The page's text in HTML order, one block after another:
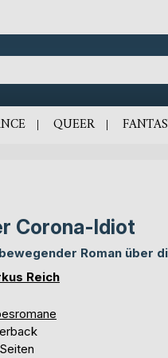
QUEER
Corona-Idiot
Roman über
Reich